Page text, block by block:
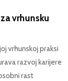
vrhunsku
vrhunskoj praksi
razvoj karijere
rast